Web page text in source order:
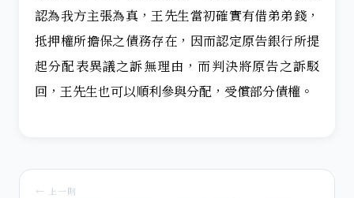
認為我方主張為真，王先生當初確實有借弟弟錢，
抵押權所擔保之債務存在，因而認定原告銀行所提
起分配表異議之訴無理由，而判決將原告之訴駁
回，王先生也可以順利參與分配，受償部分債權。
← 上一則